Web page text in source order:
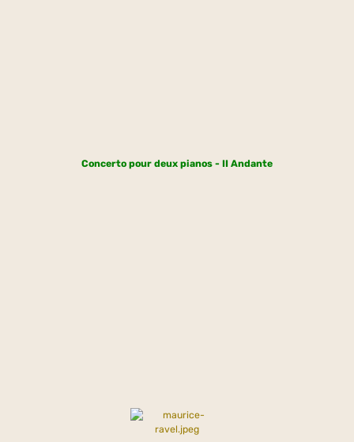
Concerto pour deux pianos - II Andante